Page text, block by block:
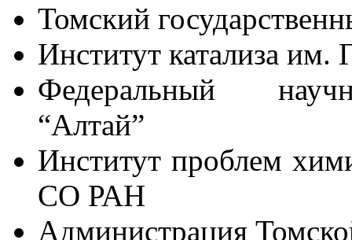
Томский
Институт катализа
Федеральный
“Алтай”
Институт проблем
СО РАН
Администрация